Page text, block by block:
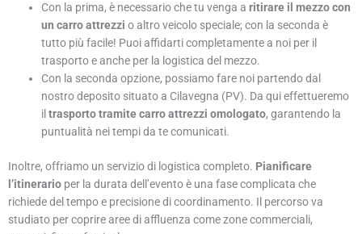
Con la prima, è necessario che tu venga aritirare il mezzo con
un carro attrezzi o altro veicolo speciale; con la seconda è
tutto più facile! Puoi affidarti completamente a noi per il
trasporto e anche per la logistica del mezzo.
Con la seconda opzione, possiamo fare noi partendo dal
nostro deposito situato a Cilavegna (PV). Da qui effettueremo
iltrasporto tramite carro attrezzi omologato, garantendo la
puntualità nei tempi da te comunicati.
Inoltre, offriamo un servizio di logistica completo. Pianificare
l’itinerario per la durata dell’evento è una fase complicata che
richiede del tempo e precisione di coordinamento. Il percorso va
studiato per coprire aree di affluenza come zone commerciali,